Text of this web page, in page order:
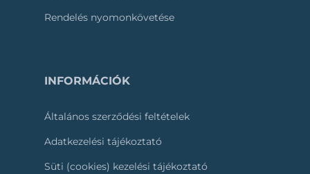
Rendelés nyomonkövetése
INFORMÁCIÓK
Általános szerződési feltételek
Adatkezelési tájékoztató
Süti (cookies) kezelési tájékoztató